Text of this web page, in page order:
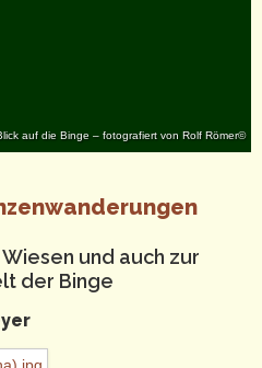
auf die Binge – fotografiert von Rolf Römer©
und auch zur
der Binge